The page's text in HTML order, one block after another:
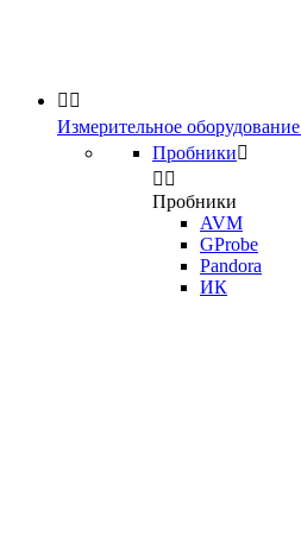
 
Измерительное оборудование
Пробники
 
Пробники
AVM
GProbe
Pandora
ИК